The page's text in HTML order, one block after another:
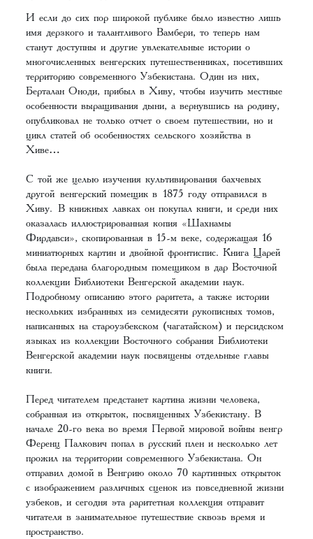
И если до сих пор широкой публике было известно лишь
имя дерзкого и талантливого Вамбери, то теперь нам
станут доступны и другие увлекательные истории о
многочисленных венгерских путешественниках, посетивших
территорию современного Узбекистана. Один из них,
Берталан Оноди, прибыл в Хиву, чтобы изучить местные
особенности выращивания дыни, а вернувшись на родину,
опубликовал не только отчет о своем путешествии, но и
цикл статей об особенностях сельского хозяйства в
Хиве…
С той же целью изучения культивирования бахчевых
другой венгерский помещик в 1875 году отправился в
Хиву. В книжных лавках он покупал книги, и среди них
оказалась иллюстрированная копия «Шахнамы
Фирдавси», скопированная в 15-м веке, содержащая 16
миниатюрных картин и двойной фронтиспис. Книга Царей
была передана благородным помещиком в дар Восточной
коллекции Библиотеки Венгерской академии наук.
Подробному описанию этого раритета, а также истории
нескольких избранных из семидесяти рукописных томов,
написанных на староузбекском (чагатайском) и персидском
языках из коллекции Восточного собрания Библиотеки
Венгерской академии наук посвящены отдельные главы
книги.
Перед читателем предстанет картина жизни человека,
собранная из открыток, посвященных Узбекистану. В
начале 20-го века во время Первой мировой войны венгр
Ференц Палкович попал в русский плен и несколько лет
прожил на территории современного Узбекистана. Он
отправил домой в Венгрию около 70 картинных открыток
с изображением различных сценок из повседневной жизни
узбеков, и сегодня эта раритетная коллекция отправит
читателя в занимательное путешествие сквозь время и
пространство.